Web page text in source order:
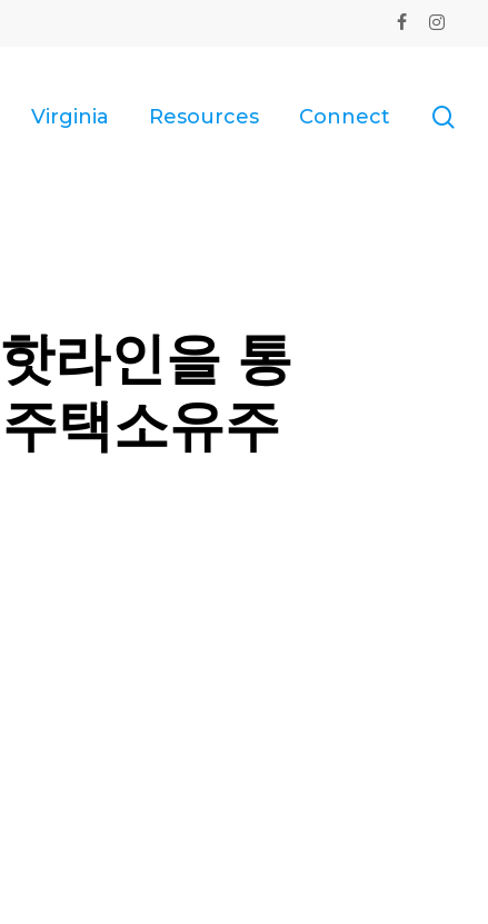
facebook
Virginia Resources Connect
라인을 통
택소유주